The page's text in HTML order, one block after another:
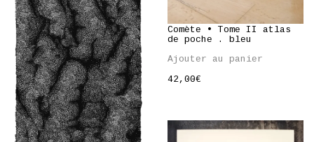
Comète • Tome II atlas
de poche . bleu
Ajouter au panier
42,00€